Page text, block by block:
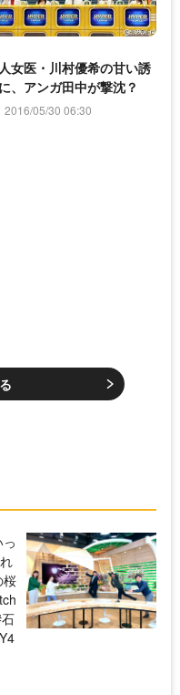
女医・川村優希の甘い誘
、アンガ田中が撃沈？
2016/05/30 06:30
桜